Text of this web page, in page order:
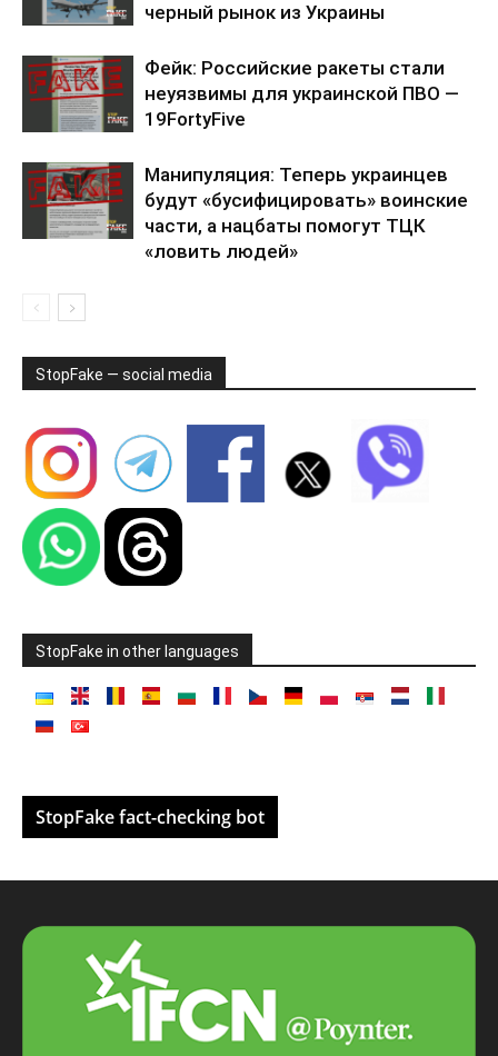
черный рынок из Украины
Фейк: Российские ракеты стали
неуязвимы для украинской ПВО —
19FortyFive
Манипуляция: Теперь украинцев
будут «бусифицировать» воинские
части, а нацбаты помогут ТЦК
«ловить людей»
StopFake — social media
StopFake in other languages
StopFake fact-checking bot